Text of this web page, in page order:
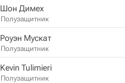
Шон Димех
Полузащитник
Роуэн Мускат
Полузащитник
Kevin Tulimieri
Полузащитник